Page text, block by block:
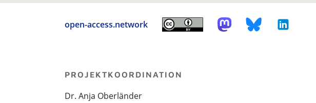
open-access.network
PROJEKTKOORDINATION
Dr. Anja Oberländer